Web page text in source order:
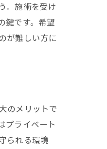
。施術を受け
鍵です。希望
が難しい方に
のメリットで
プライベート
られる環境